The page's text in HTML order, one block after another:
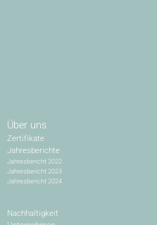
Über uns
Zertifikate
Jahresberichte
Jahresbericht 2022
Jahresbericht 2023
Jahresbericht 2024
Nachhaltigkeit